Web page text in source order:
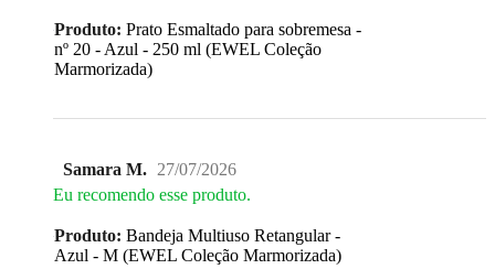
Produto: Prato Esmaltado para sobremesa -
nº 20 - Azul - 250 ml (EWEL Coleção
Marmorizada)
Samara M. 27/07/2026
Eu recomendo esse produto.
Produto: Bandeja Multiuso Retangular -
Azul - M (EWEL Coleção Marmorizada)